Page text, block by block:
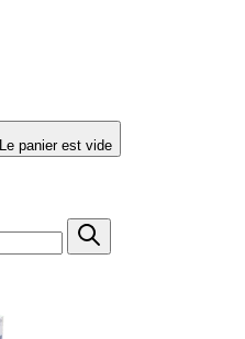
Basculer le mini-panier, Le panier est vide